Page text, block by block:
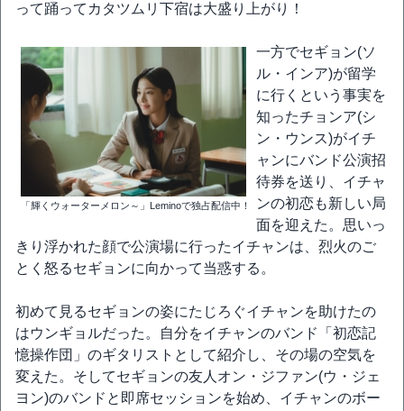
って踊ってカタツムリ下宿は大盛り上がり！
「輝くウォーターメロン～」Leminoで独占配信中！
一方でセギョン(ソ
ル・インア)が留学
に行くという事実を
知ったチョンア(シ
ン・ウンス)がイチ
ャンにバンド公演招
待券を送り、イチャ
ンの初恋も新しい局
面を迎えた。思いっ
きり浮かれた顔で公演場に行ったイチャンは、烈火のご
とく怒るセギョンに向かって当惑する。
初めて見るセギョンの姿にたじろぐイチャンを助けたの
はウンギョルだった。自分をイチャンのバンド「初恋記
憶操作団」のギタリストとして紹介し、その場の空気を
変えた。そしてセギョンの友人オン・ジファン(ウ・ジェ
ヨン)のバンドと即席セッションを始め、イチャンのボー